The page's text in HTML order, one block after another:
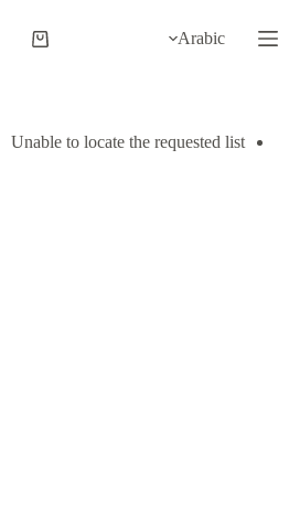
إلى
المحتوى
Arabic
عربة
Unable to locate the requested list